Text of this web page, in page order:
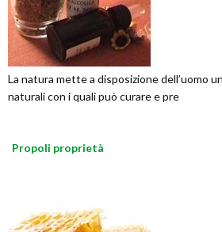
La natura mette a disposizione dell’uomo
naturali con i quali può curare e pre
Propoli proprietà